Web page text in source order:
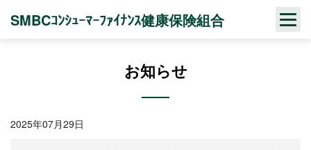
SMBCｺﾝｼｭｰﾏｰﾌｧｲﾅﾝｽ健康保険組合
お知らせ
2025年07月29日